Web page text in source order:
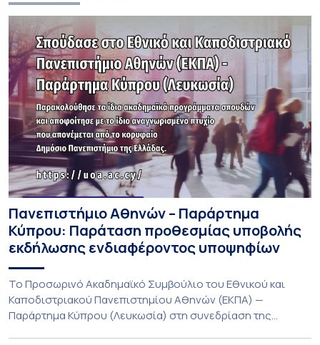
Πανεπιστήμιο Αθηνών – Παράρτημα
Κύπρου: Παράταση προθεσμίας υποβολής
εκδήλωσης ενδιαφέροντος υποψηφίων
Το Προσωρινό Ακαδημαϊκό Συμβούλιο του Εθνικού και
Καποδιστριακού Πανεπιστημίου Αθηνών (ΕΚΠΑ) —
Παράρτημα Κύπρου (Λευκωσία) στη συνεδρίαση της